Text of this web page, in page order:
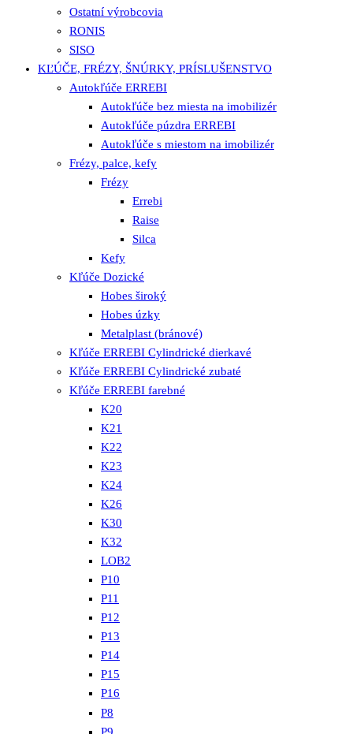
Ostatní výrobcovia
RONIS
SISO
KĽÚČE, FRÉZY, ŠNÚRKY, PRÍSLUŠENSTVO
Autokľúče ERREBI
Autokľúče bez miesta na imobilizér
Autokľúče púzdra ERREBI
Autokľúče s miestom na imobilizér
Frézy, palce, kefy
Frézy
Errebi
Raise
Silca
Kefy
Kľúče Dozické
Hobes široký
Hobes úzky
Metalplast (bránové)
Kľúče ERREBI Cylindrické dierkavé
Kľúče ERREBI Cylindrické zubaté
Kľúče ERREBI farebné
K20
K21
K22
K23
K24
K26
K30
K32
LOB2
P10
P11
P12
P13
P14
P15
P16
P8
P9